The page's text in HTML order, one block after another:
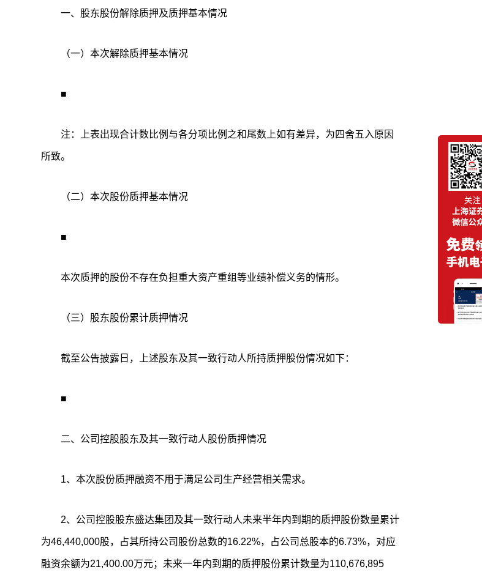
一、股东股份解除质押及质押基本情况
（一）本次解除质押基本情况
■
注：上表出现合计数比例与各分项比例之和尾数上如有差异，为四舍五入原因
所致。
（二）本次股份质押基本情况
■
本次质押的股份不存在负担重大资产重组等业绩补偿义务的情形。
（三）股东股份累计质押情况
截至公告披露日，上述股东及其一致行动人所持质押股份情况如下：
■
二、公司控股股东及其一致行动人股份质押情况
1、本次股份质押融资不用于满足公司生产经营相关需求。
2、公司控股股东盛达集团及其一致行动人未来半年内到期的质押股份数量累计
为46,440,000股，占其所持公司股份总数的16.22%，占公司总股本的6.73%，对应
融资余额为21,400.00万元；未来一年内到期的质押股份累计数量为110,676,895